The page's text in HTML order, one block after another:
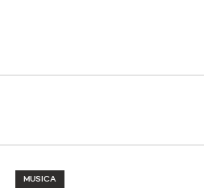
MUSICA